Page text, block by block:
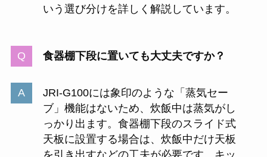
いう選び分けを詳しく解説しています。
食器棚下段に置いても大丈夫ですか？
JRI-G100には象印のような「蒸気セー
ブ」機能はないため、炊飯中は蒸気がし
っかり出ます。食器棚下段のスライド式
天板に設置する場合は、炊飯中だけ天板